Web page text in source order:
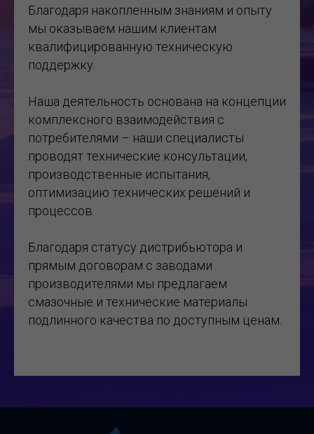
Благодаря накопленным знаниям и опыту
мы оказываем нашим клиентам
квалифицированную техническую
поддержку.
Наша деятельность основана на концепции
комплексного взаимодействия с
потребителями – наши специалисты
проводят технические консультации,
производственные испытания,
оптимизацию технических решений и
процессов.
Благодаря статусу дистрибьютора и
прямым договорам с заводами
производителями мы предлагаем
смазочные и технические материалы
подлинного качества по доступным ценам.